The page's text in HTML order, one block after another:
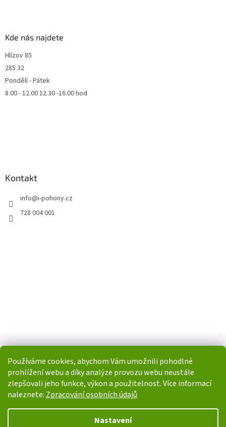
Používáme cookies, abychom Vám umožnili pohodlné
prohlížení webu a díky analýze provozu webu neustále
zlepšovali jeho funkce, výkon a použitelnost. Více informací
naleznete: Zpracování osobních údajů
Nastavení
Kde nás najdete
Hlízov 85
285 32
Pondělí - Pátek
8.00 - 12.00 12.30 -16.00 hod
Kontakt
info@i-pohony.cz
728 004 001